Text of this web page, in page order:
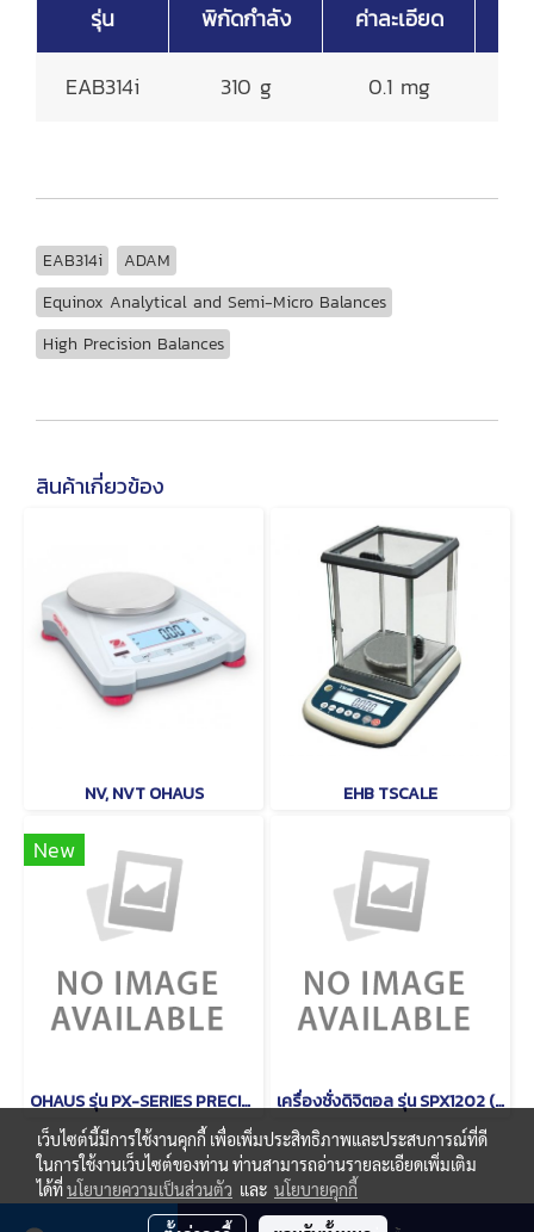
รุ่น พิกัดกำลัง ค่าละเอียด
EAB314i 310 g 0.1 mg
EAB314i
ADAM
Equinox Analytical and Semi-Micro Balances
High Precision Balances
สินค้าเกี่ยวข้อง
NV, NVT OHAUS EHB TSCALE
New
OHAUS รุ่น PX-SERIES PRECISON เครื่องชั่งดิจิตอล รุ่น SPX1202 (Scout) ยี่ห้อ OHAUS
© Copyright thaimetrology.com 2026. All Rights Reserved.
เว็บไซต์นี้มีการใช้งานคุกกี้ เพื่อเพิ่มประสิทธิภาพและประสบการณ์ที่ดี
ในการใช้งานเว็บไซต์ของท่าน ท่านสามารถอ่านรายละเอียดเพิ่มเติม
ได้ที่นโยบายความเป็นส่วนตัว และ นโยบายคุกกี้